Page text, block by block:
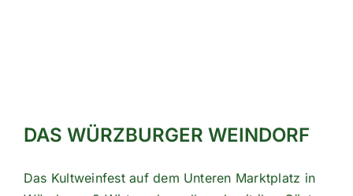
DAS WÜRZBURGER WEINDORF
Das Kultweinfest auf dem Unteren Marktplatz in